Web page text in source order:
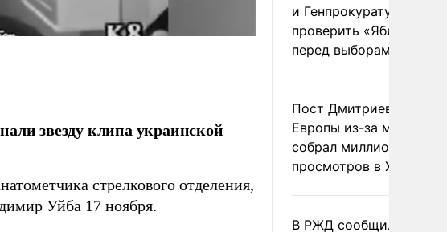
звезду клипа украинской
стрелкового отделения,
Уйба 17 ноября.
и Генпрокуратуру
проверить «Яблоко»
перед выборами
Пост Дмитриева о
Европы из-за
собрал миллион
просмотров в X
В РЖД сообщили о